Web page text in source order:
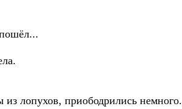
лопухов, приободрились немного.